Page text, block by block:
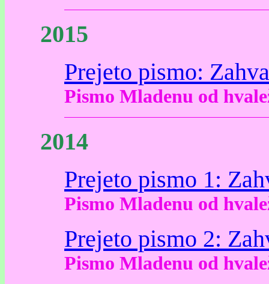
2015
Prejeto pismo:
Pismo Mladenu od
2014
Prejeto pismo 1:
Pismo Mladenu od
Prejeto pismo 2:
Pismo Mladenu od